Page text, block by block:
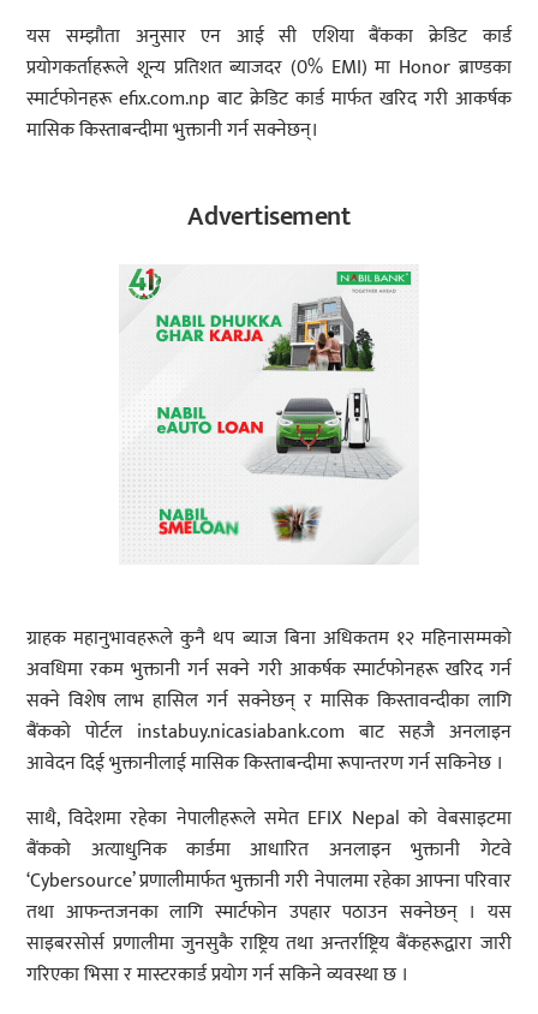
यस सम्झौता अनुसार एन आई सी एशिया बैंकका क्रेडिट कार्ड
प्रयोगकर्ताहरूले शून्य प्रतिशत ब्याजदर (0% EMI) मा Honor ब्राण्डका
स्मार्टफोनहरू efix.com.np बाट क्रेडिट कार्ड मार्फत खरिद गरी आकर्षक
मासिक किस्ताबन्दीमा भुक्तानी गर्न सक्नेछन्।
Advertisement
ग्राहक महानुभावहरूले कुनै थप ब्याज बिना अधिकतम १२ महिनासम्मको
अवधिमा रकम भुक्तानी गर्न सक्ने गरी आकर्षक स्मार्टफोनहरू खरिद गर्न
सक्ने विशेष लाभ हासिल गर्न सक्नेछन् र मासिक किस्तावन्दीका लागि
बैंकको पोर्टल instabuy.nicasiabank.com बाट सहजै अनलाइन
आवेदन दिई भुक्तानीलाई मासिक किस्ताबन्दीमा रूपान्तरण गर्न सकिनेछ ।
साथै, विदेशमा रहेका नेपालीहरूले समेत EFIX Nepal को वेबसाइटमा
बैंकको अत्याधुनिक कार्डमा आधारित अनलाइन भुक्तानी गेटवे
‘Cybersource’ प्रणालीमार्फत भुक्तानी गरी नेपालमा रहेका आफ्ना परिवार
तथा आफन्तजनका लागि स्मार्टफोन उपहार पठाउन सक्नेछन् । यस
साइबरसोर्स प्रणालीमा जुनसुकै राष्ट्रिय तथा अन्तर्राष्ट्रिय बैंकहरूद्वारा जारी
गरिएका भिसा र मास्टरकार्ड प्रयोग गर्न सकिने व्यवस्था छ ।